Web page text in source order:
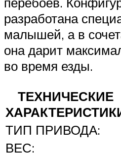
разработана
малышей, а в
она дарит
во время езды.
ТЕХНИЧЕСКИЕ
ТИП ПРИВОДА:
ВЕС: